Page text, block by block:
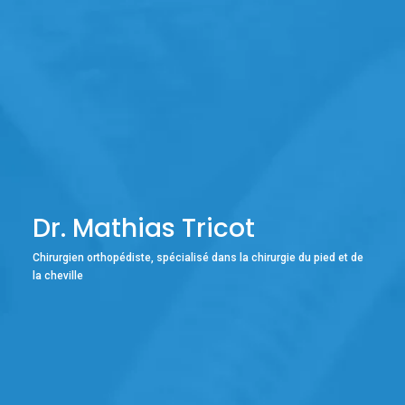
Dr. Mathias Tricot
Chirurgien orthopédiste, spécialisé dans la chirurgie du pied et de
la cheville